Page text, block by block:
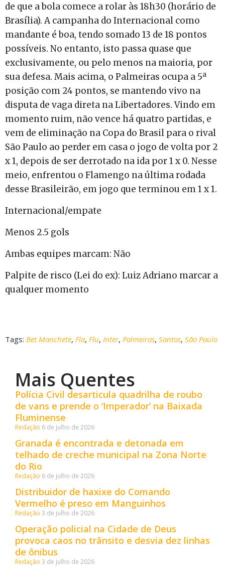
de que a bola comece a rolar às 18h30 (horário de
Brasília). A campanha do Internacional como
mandante é boa, tendo somado 13 de 18 pontos
possíveis. No entanto, isto passa quase que
exclusivamente, ou pelo menos na maioria, por
sua defesa. Mais acima, o Palmeiras ocupa a 5ª
posição com 24 pontos, se mantendo vivo na
disputa de vaga direta na Libertadores. Vindo em
momento ruim, não vence há quatro partidas, e
vem de eliminação na Copa do Brasil para o rival
São Paulo ao perder em casa o jogo de volta por 2
x 1, depois de ser derrotado na ida por 1 x 0. Nesse
meio, enfrentou o Flamengo na última rodada
desse Brasileirão, em jogo que terminou em 1 x 1.
Internacional/empate
Menos 2.5 gols
Ambas equipes marcam: Não
Palpite de risco (Lei do ex): Luiz Adriano marcar a
qualquer momento
Tags: Bet Manchete, Fla, Flu, Inter, Palmeiras, Santos, São Paulo
Mais Quentes
Polícia Civil desarticula quadrilha de roubo
de vans e prende o ‘Imperador’ na Baixada
Fluminense
Redação 6 de julho de 2026
Granada é encontrada e detonada em
telhado de creche municipal na Zona Norte
do Rio
Redação 6 de julho de 2026
Distribuidor de haxixe do Comando
Vermelho é preso em Manguinhos
Redação 3 de julho de 2026
Operação policial na Cidade de Deus
provoca caos no trânsito e desvia dez linhas
de ônibus
Redação 3 de julho de 2026